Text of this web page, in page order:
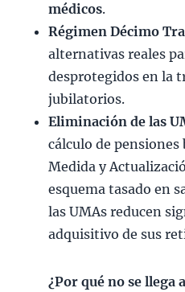
médicos.
Régimen Décimo
alternativas reales
desprotegidos en la
jubilatorios.
Eliminación de las
cálculo de pensiones
Medida y
esquema tasado en
las UMAs reducen
adquisitivo de sus
¿Por qué no se llega